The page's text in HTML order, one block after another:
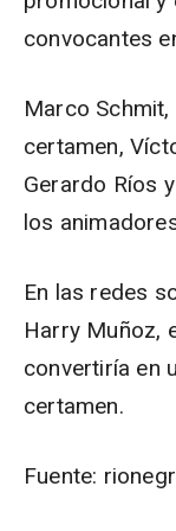
convocantes
Marco
certamen,
Gerardo Ríos
los
En las redes
Harry Muñoz,
convertiría en
certamen.
Fuente: